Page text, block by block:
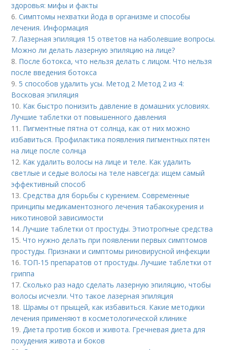
здоровья: мифы и факты
6.Симптомы нехватки йода в организме и способы
лечения. Информация
7.Лазерная эпиляция 15 ответов на наболевшие вопросы.
Можно ли делать лазерную эпиляцию на лице?
8. После ботокса, что нельзя делать с лицом. Что нельзя
после введения ботокса
9. 5 способов удалить усы. Метод 2 Метод 2 из 4:
Восковая эпиляция
10. Как быстро понизить давление в домашних условиях.
Лучшие таблетки от повышенного давления
11. Пигментные пятна от солнца, как от них можно
избавиться. Профилактика появления пигментных пятен
на лице после солнца
12. Как удалить волосы на лице и теле. Как удалить
светлые и седые волосы на теле навсегда: ищем самый
эффективный способ
13.Средства для борьбы с курением. Современные
принципы медикаментозного лечения табакокурения и
никотиновой зависимости
14.Лучшие таблетки от простуды. Этиотропные средства
15.Что нужно делать при появлении первых симптомов
простуды. Признаки и симптомы риновирусной инфекции
16. ТОП-15 препаратов от простуды. Лучшие таблетки от
гриппа
17.Сколько раз надо сделать лазерную эпиляцию, чтобы
волосы исчезли. Что такое лазерная эпиляция
18. Шрамы от прыщей, как избавиться. Какие методики
лечения применяют в косметологической клинике
19.Диета против боков и живота. Гречневая диета для
похудения живота и боков